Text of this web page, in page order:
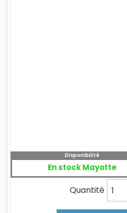
Disponibilité
En stock Mayotte
Quantité